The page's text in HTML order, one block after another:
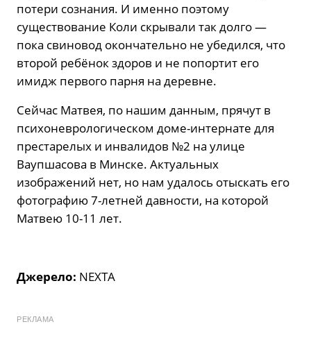
потери сознания. И именно поэтому
существование Коли скрывали так долго —
пока свиновод окончательно не убедился, что
второй ребёнок здоров и не попортит его
имидж первого парня на деревне.
Сейчас Матвея, по нашим данным, прячут в
психоневрологическом доме-интернате для
престарелых и инвалидов №2 на улице
Ваупшасова в Минске. Актуальных
изображений нет, но нам удалось отыскать его
фотографию 7-летней давности, на которой
Матвею 10-11 лет.
Джерело: NEXTA
РЕКЛАМА